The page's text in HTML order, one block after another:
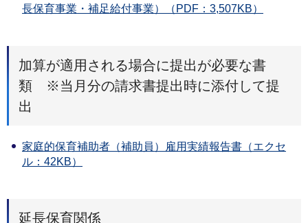
長保育事業・補足給付事業）（PDF：3,507KB）
加算が適用される場合に提出が必要な書
類 ※当月分の請求書提出時に添付して提
出
家庭的保育補助者（補助員）雇用実績報告書（エクセ
ル：42KB）
延長保育関係